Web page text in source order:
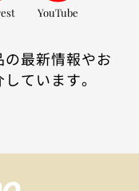
YouTube
最新情報やお
ています。